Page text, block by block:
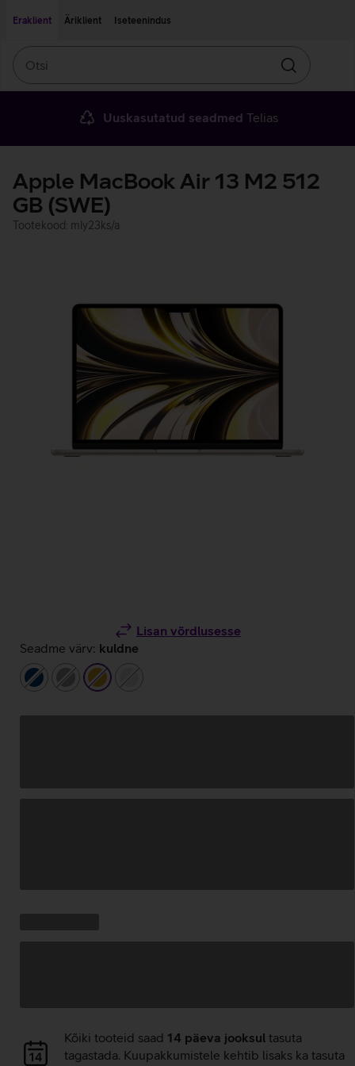
Eraklient
Äriklient Iseteenindus
Otsin
Uuskasutatud seadmed Telias
Apple MacBook Air 13 M2 512
GB (SWE)
Tootekood: mly23ks/a
Lisan võrdlusesse
Seadme värv: kuldne
tumesinine
hall kuldnehõbedane
Andmete
laadimine
Kõiki tooteid saad 14 päeva jooksul tasuta
tagastada. Kuupakkumistele kehtib lisaks ka tasuta